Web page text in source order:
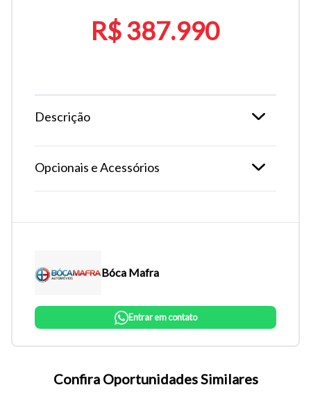
Tamanho do texto
R$ 387.990
Descrição
Opcionais e Acessórios
Bóca Mafra
Entrar em contato
Confira Oportunidades Similares